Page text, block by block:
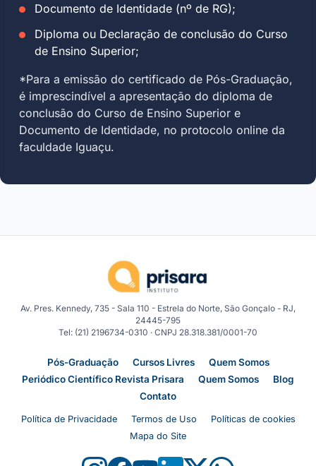
Documento de Identidade (nº de RG);
Diploma ou Declaração de conclusão do Curso
de Ensino Superior;
*Para a emissão do certificado de Pós-Graduação,
é imprescindível a apresentação do diploma de
conclusão do Curso de Ensino Superior e
Documento de Identidade, no protocolo online da
faculdade Iguaçu.
Av. Pres. Kennedy, 735 - Sala 110 - Estrela do Norte, São Gonçalo - RJ,
24445-795
Tel: (21) 2196734-0310 · CNPJ 28.318.381/0001-70
Pós-Graduação Cursos Livres
Quem Somos
Periódico Científico Revista Prisara
Quem Somos
Blog
Contato
Política de Privacidade Termos de Uso
Políticas de cookies
Mapa do Site